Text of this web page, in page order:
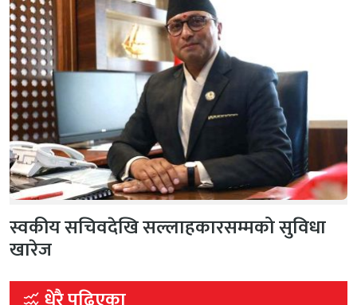
स्वकीय सचिवदेखि सल्लाहकारसम्मको सुविधा
खारेज